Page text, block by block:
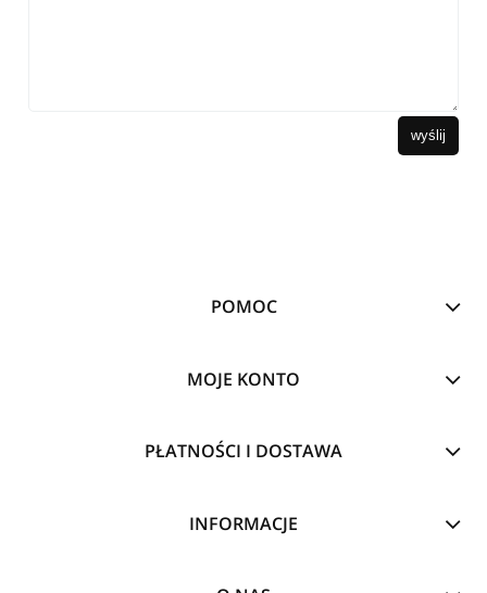
wyślij
POMOC
MOJE KONTO
PŁATNOŚCI I DOSTAWA
INFORMACJE